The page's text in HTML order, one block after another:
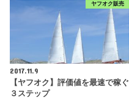
ヤフオク販売
2017.11.9
【ヤフオク】評価値を最速で稼ぐ
３ステップ